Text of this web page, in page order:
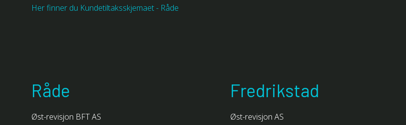
Her finner du Kundetiltaksskjemaet - Råde
Råde
Øst-revisjon BFT AS
Fredrikstad
Øst-revisjon AS